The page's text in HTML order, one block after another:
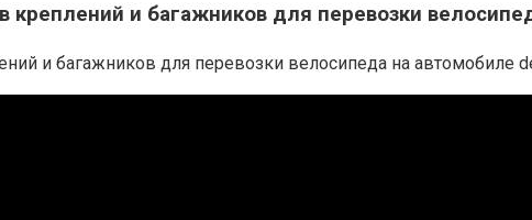
и багажников для перевозки
багажников для перевозки велосипеда на автомобиле de